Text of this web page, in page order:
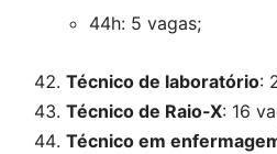
44h: 5 vagas;
Técnico de laboratório:
Técnico de Raio-X: 16
Técnico em